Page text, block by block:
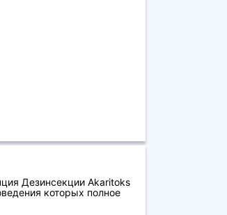
Дезинсекции Akaritoks
которых полное